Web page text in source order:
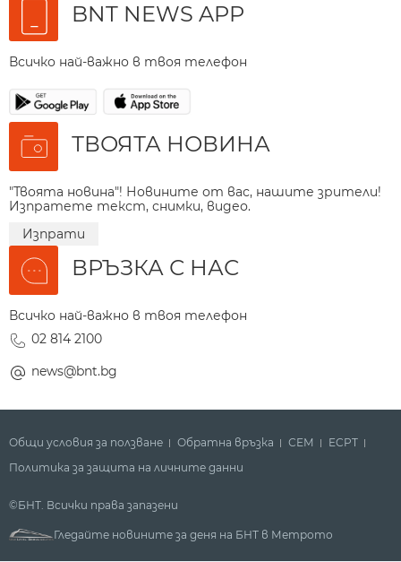
BNT NEWS APP
Всичко най-важно в твоя телефон
ТВОЯТА НОВИНА
"Твоята новина"! Новините от вас, нашите зрители!
Изпратете текст, снимки, видео.
Изпрати
ВРЪЗКА С НАС
Всичко най-важно в твоя телефон
02 814 2100
news@bnt.bg
Общи условия за ползване Обратна връзка СЕМ
ECPT
Политика за защита на личните данни
©БНТ. Всички права запазени
Гледайте новините за деня на БНТ в Метрото